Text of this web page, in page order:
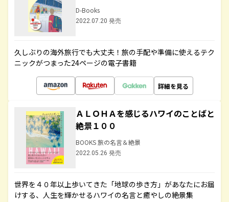
D-Books
2022.07.20 発売
久しぶりの海外旅行でも大丈夫！旅の手配や準備に使えるテク
ニックがつまった24ページの電子書籍
詳細を見る
ＡＬＯＨＡを感じるハワイのことばと
絶景１００
BOOKS 旅の名言＆絶景
2022.05.26 発売
世界を４０年以上歩いてきた「地球の歩き方」があなたにお届
けする、人生を輝かせるハワイの名言と癒やしの絶景集